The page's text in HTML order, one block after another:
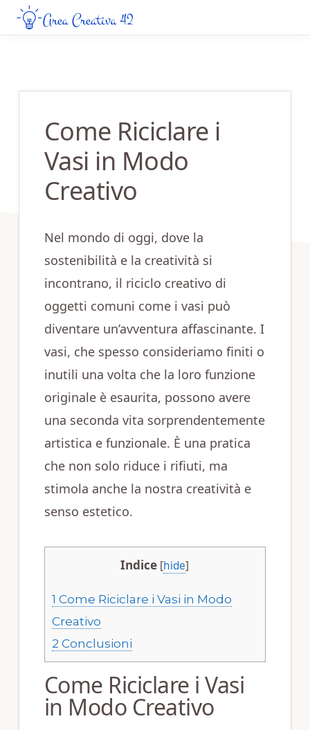
Skip
to
Skip
to
Come Riciclare i
Vasi in Modo
Creativo
Nel mondo di oggi, dove la
sostenibilità e la creatività si
incontrano, il riciclo creativo di
oggetti comuni come i vasi può
diventare un’avventura affascinante. I
vasi, che spesso consideriamo finiti o
inutili una volta che la loro funzione
originale è esaurita, possono avere
una seconda vita sorprendentemente
artistica e funzionale. È una pratica
che non solo riduce i rifiuti, ma
stimola anche la nostra creatività e
senso estetico.
Indice [hide]
1 Come Riciclare i Vasi in Modo
Creativo
2 Conclusioni
Come Riciclare i Vasi
in Modo Creativo